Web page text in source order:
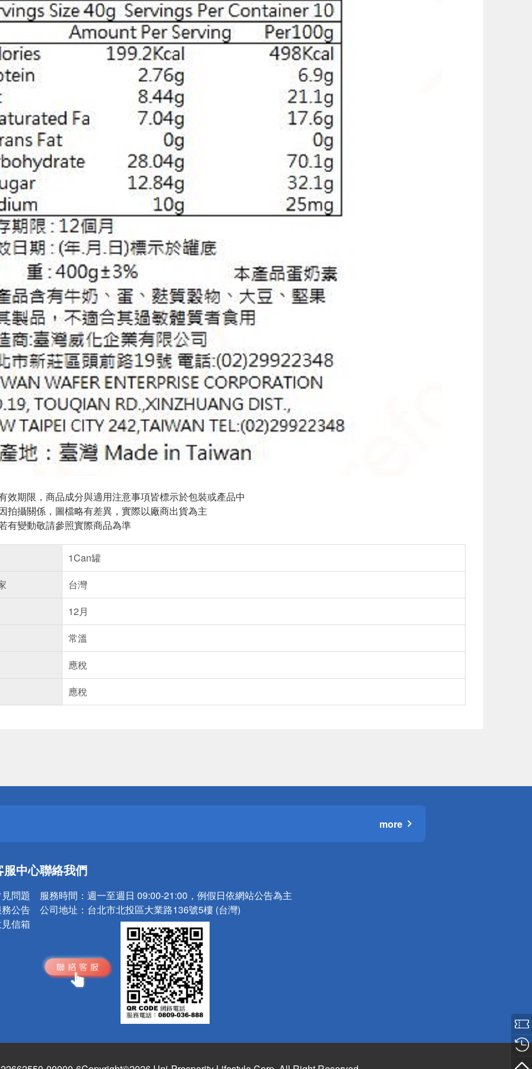
效期限，商品成分與適用注意事項皆標示於包裝或產品中
拍攝關係，圖檔略有差異，實際以廠商出貨為主
有變動敬請參照實際商品為準
1Can罐
台灣
12月
常溫
應稅
應稅
小心！
小心！
more
服中心
問題
公告
信箱
聯絡我們
服務時間： 週一至週日 09:00-21:00，例假日依網站公告為主
公司地址： 台北市北投區大業路136號5樓 (台灣)